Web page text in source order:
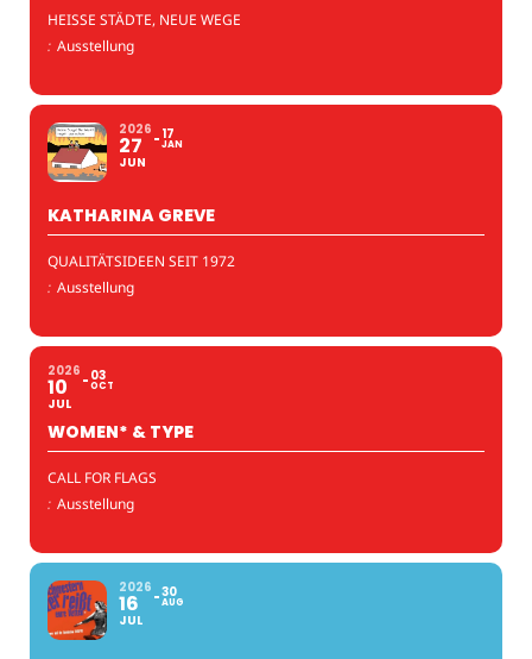
HEISSE STÄDTE, NEUE WEGE
: Ausstellung
2026
27
JUN
17
JAN
KATHARINA GREVE
QUALITÄTSIDEEN SEIT 1972
: Ausstellung
2026
10
JUL
03
OCT
WOMEN* & TYPE
CALL FOR FLAGS
: Ausstellung
2026
16
JUL
30
AUG